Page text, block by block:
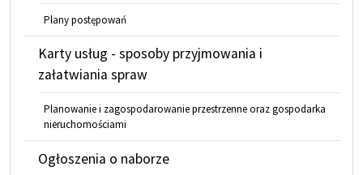
Plany postępowań
Karty usług - sposoby przyjmowania i
załatwiania spraw
Planowanie i zagospodarowanie przestrzenne oraz gospodarka
nieruchomościami
Ogłoszenia o naborze